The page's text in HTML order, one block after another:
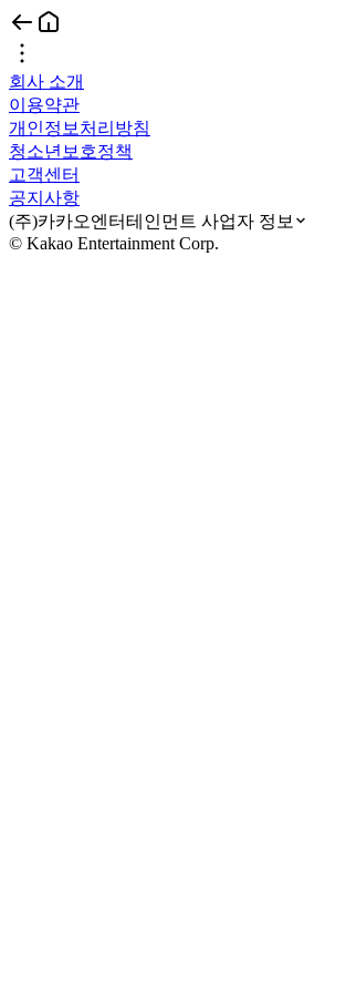
회사 소개
이용약관
개인정보처리방침
청소년보호정책
고객센터
공지사항
(주)카카오엔터테인먼트 사업자 정보
© Kakao Entertainment Corp.